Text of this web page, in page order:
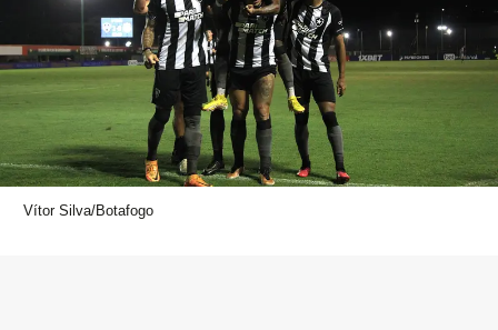
Vítor Silva/Botafogo